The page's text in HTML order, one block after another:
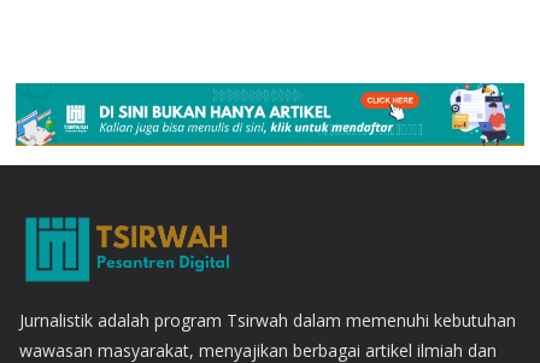
Jurnalistik adalah program Tsirwah dalam memenuhi kebutuhan
wawasan masyarakat, menyajikan berbagai artikel ilmiah dan